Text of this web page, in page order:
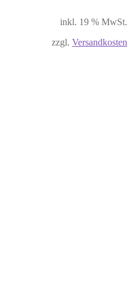
inkl. 19 % MwSt.
zzgl. Versandkosten